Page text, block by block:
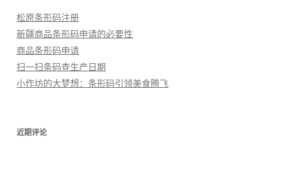
松原条形码注册
新疆商品条形码申请的必要性
商品条形码申请
扫一扫条码查生产日期
小作坊的大梦想：条形码引领美食腾飞
近期评论